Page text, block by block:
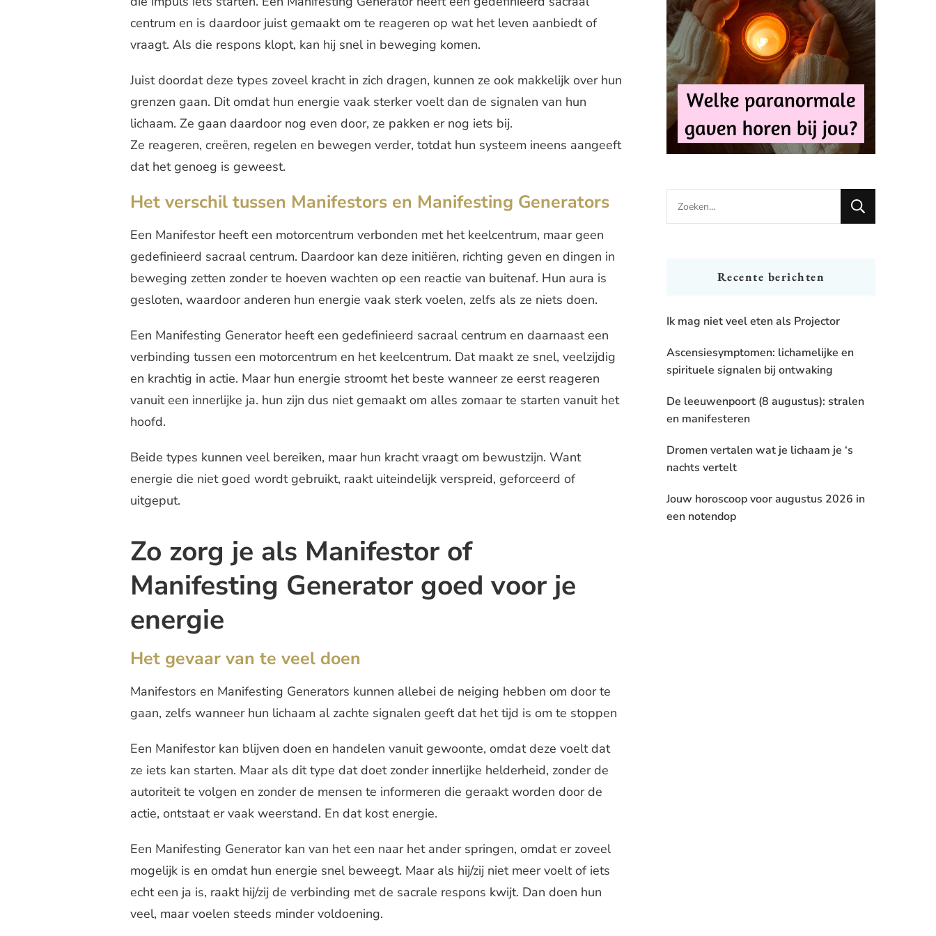
centrum en is daardoor juist gemaakt om te reageren op wat het leven aanbiedt of
vraagt. Als die respons klopt, kan hij snel in beweging komen.
Juist doordat deze types zoveel kracht in zich dragen, kunnen ze ook makkelijk over hun
grenzen gaan. Dit omdat hun energie vaak sterker voelt dan de signalen van hun
lichaam. Ze gaan daardoor nog even door, ze pakken er nog iets bij.
Ze reageren, creëren, regelen en bewegen verder, totdat hun systeem ineens aangeeft
dat het genoeg is geweest.
Het verschil tussen Manifestors en Manifesting Generators
Een Manifestor heeft een motorcentrum verbonden met het keelcentrum, maar geen
gedefinieerd sacraal centrum. Daardoor kan deze initiëren, richting geven en dingen in
beweging zetten zonder te hoeven wachten op een reactie van buitenaf. Hun aura is
gesloten, waardoor anderen hun energie vaak sterk voelen, zelfs als ze niets doen.
Een Manifesting Generator heeft een gedefinieerd sacraal centrum en daarnaast een
verbinding tussen een motorcentrum en het keelcentrum. Dat maakt ze snel, veelzijdig
en krachtig in actie. Maar hun energie stroomt het beste wanneer ze eerst reageren
vanuit een innerlijke ja. hun zijn dus niet gemaakt om alles zomaar te starten vanuit het
hoofd.
Beide types kunnen veel bereiken, maar hun kracht vraagt om bewustzijn. Want
energie die niet goed wordt gebruikt, raakt uiteindelijk verspreid, geforceerd of
uitgeput.
Zo zorg je als Manifestor of
Manifesting Generator goed voor je
energie
Het gevaar van te veel doen
Manifestors en Manifesting Generators kunnen allebei de neiging hebben om door te
gaan, zelfs wanneer hun lichaam al zachte signalen geeft dat het tijd is om te stoppen
Een Manifestor kan blijven doen en handelen vanuit gewoonte, omdat deze voelt dat
ze iets kan starten. Maar als dit type dat doet zonder innerlijke helderheid, zonder de
autoriteit te volgen en zonder de mensen te informeren die geraakt worden door de
actie, ontstaat er vaak weerstand. En dat kost energie.
Een Manifesting Generator kan van het een naar het ander springen, omdat er zoveel
mogelijk is en omdat hun energie snel beweegt. Maar als hij/zij niet meer voelt of iets
echt een ja is, raakt hij/zij de verbinding met de sacrale respons kwijt. Dan doen hun
veel, maar voelen steeds minder voldoening.
Looking
for
Recente berichten
Ik mag niet veel eten als Projector
Ascensiesymptomen: lichamelijke en
spirituele signalen bij ontwaking
De leeuwenpoort (8 augustus): stralen
en manifesteren
Dromen vertalen wat je lichaam je ‘s
nachts vertelt
Jouw horoscoop voor augustus 2026 in
een notendop